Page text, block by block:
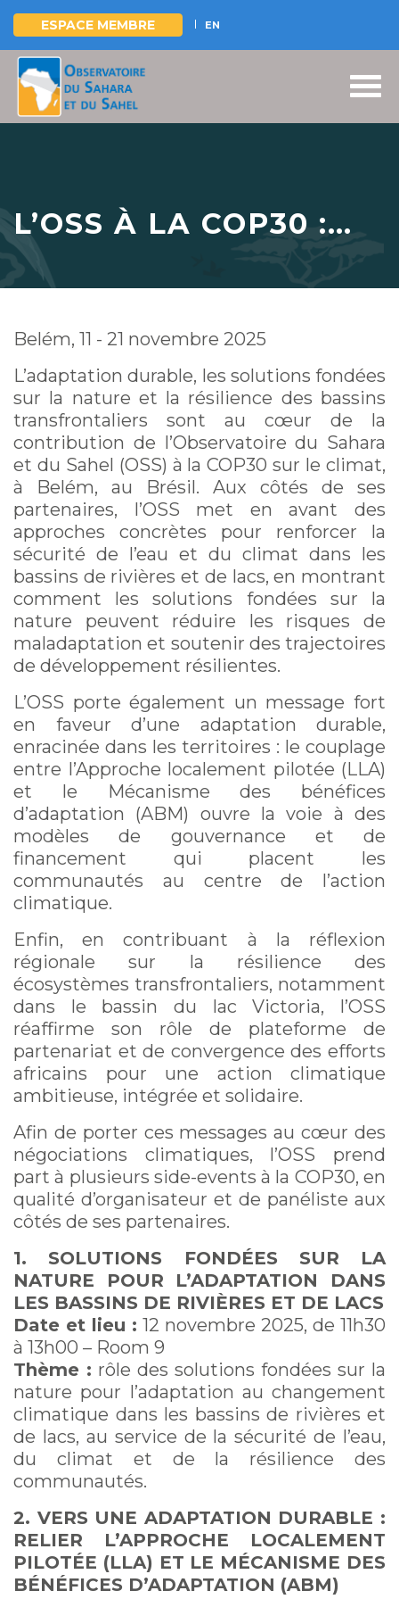
Aller
contenu
ESPACE MEMBRE EN
L’OSS À LA COP30 :
ADAPTATION
DURABLE, SOLUTIONS
FONDÉES SUR LA
NATURE ET
RÉSILIENCE DES
BASSINS
TRANSFRONTALIERS
Belém, 11 - 21 novembre 2025
L’adaptation durable, les solutions fondées
sur la nature et la résilience des bassins
transfrontaliers sont au cœur de la
contribution de l’Observatoire du Sahara
et du Sahel (OSS) à la COP30 sur le climat,
à Belém, au Brésil. Aux côtés de ses
partenaires, l’OSS met en avant des
approches concrètes pour renforcer la
sécurité de l’eau et du climat dans les
bassins de rivières et de lacs, en montrant
comment les solutions fondées sur la
nature peuvent réduire les risques de
maladaptation et soutenir des trajectoires
de développement résilientes.
L’OSS porte également un message fort
en faveur d’une adaptation durable,
enracinée dans les territoires : le couplage
entre l’Approche localement pilotée (LLA)
et le Mécanisme des bénéfices
d’adaptation (ABM) ouvre la voie à des
modèles de gouvernance et de
financement qui placent les
communautés au centre de l’action
climatique.
Enfin, en contribuant à la réflexion
régionale sur la résilience des
écosystèmes transfrontaliers, notamment
dans le bassin du lac Victoria, l’OSS
réaffirme son rôle de plateforme de
partenariat et de convergence des efforts
africains pour une action climatique
ambitieuse, intégrée et solidaire.
Afin de porter ces messages au cœur des
négociations climatiques, l’OSS prend
part à plusieurs side-events à la COP30, en
qualité d’organisateur et de panéliste aux
côtés de ses partenaires.
1. SOLUTIONS FONDÉES SUR LA
NATURE POUR L’ADAPTATION DANS
LES BASSINS DE RIVIÈRES ET DE LACS
Date et lieu : 12 novembre 2025, de 11h30
à 13h00 – Room 9
Thème : rôle des solutions fondées sur la
nature pour l’adaptation au changement
climatique dans les bassins de rivières et
de lacs, au service de la sécurité de l’eau,
du climat et de la résilience des
communautés.
2. VERS UNE ADAPTATION DURABLE :
RELIER L’APPROCHE LOCALEMENT
PILOTÉE (LLA) ET LE MÉCANISME DES
BÉNÉFICES D’ADAPTATION (ABM)